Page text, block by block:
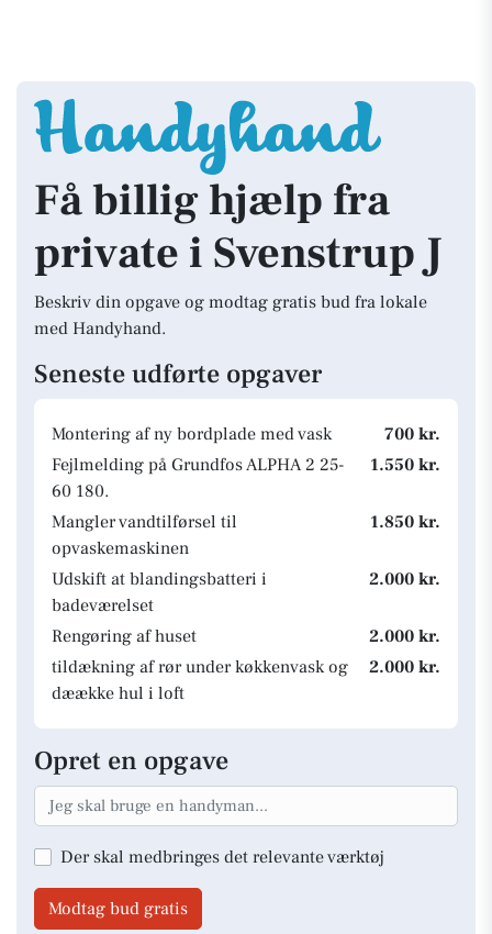
Få billig hjælp fra
private i Svenstrup J
Beskriv din opgave og modtag gratis bud fra lokale
med Handyhand.
Seneste udførte opgaver
Montering af ny bordplade med vask
700 kr.
Fejlmelding på Grundfos ALPHA 2 25-
60 180.
1.550 kr.
Mangler vandtilførsel til
opvaskemaskinen
1.850 kr.
Udskift at blandingsbatteri i
badeværelset
2.000 kr.
Rengøring af huset
2.000 kr.
tildækning af rør under køkkenvask og
dæække hul i loft
2.000 kr.
Opret en opgave
Der skal medbringes det relevante værktøj
Modtag bud gratis